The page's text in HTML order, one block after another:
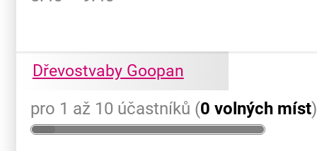
Dřevostvaby Goopan
pro 1 až 10 účastníků (0 volných míst)